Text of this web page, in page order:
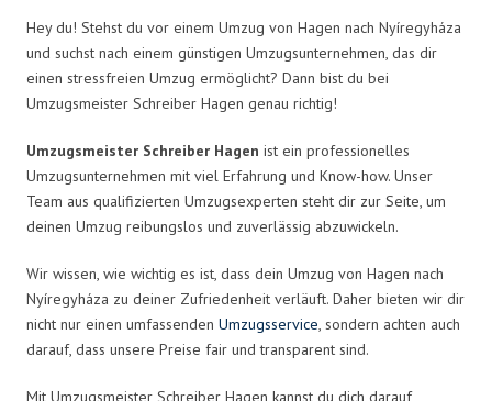
Hey du! Stehst du vor einem Umzug von Hagen nach Nyíregyháza
und suchst nach einem günstigen Umzugsunternehmen, das dir
einen stressfreien Umzug ermöglicht? Dann bist du bei
Umzugsmeister Schreiber Hagen genau richtig!
Umzugsmeister Schreiber Hagen ist ein professionelles
Umzugsunternehmen mit viel Erfahrung und Know-how. Unser
Team aus qualifizierten Umzugsexperten steht dir zur Seite, um
deinen Umzug reibungslos und zuverlässig abzuwickeln.
Wir wissen, wie wichtig es ist, dass dein Umzug von Hagen nach
Nyíregyháza zu deiner Zufriedenheit verläuft. Daher bieten wir dir
nicht nur einen umfassenden Umzugsservice, sondern achten auch
darauf, dass unsere Preise fair und transparent sind.
Mit Umzugsmeister Schreiber Hagen kannst du dich darauf